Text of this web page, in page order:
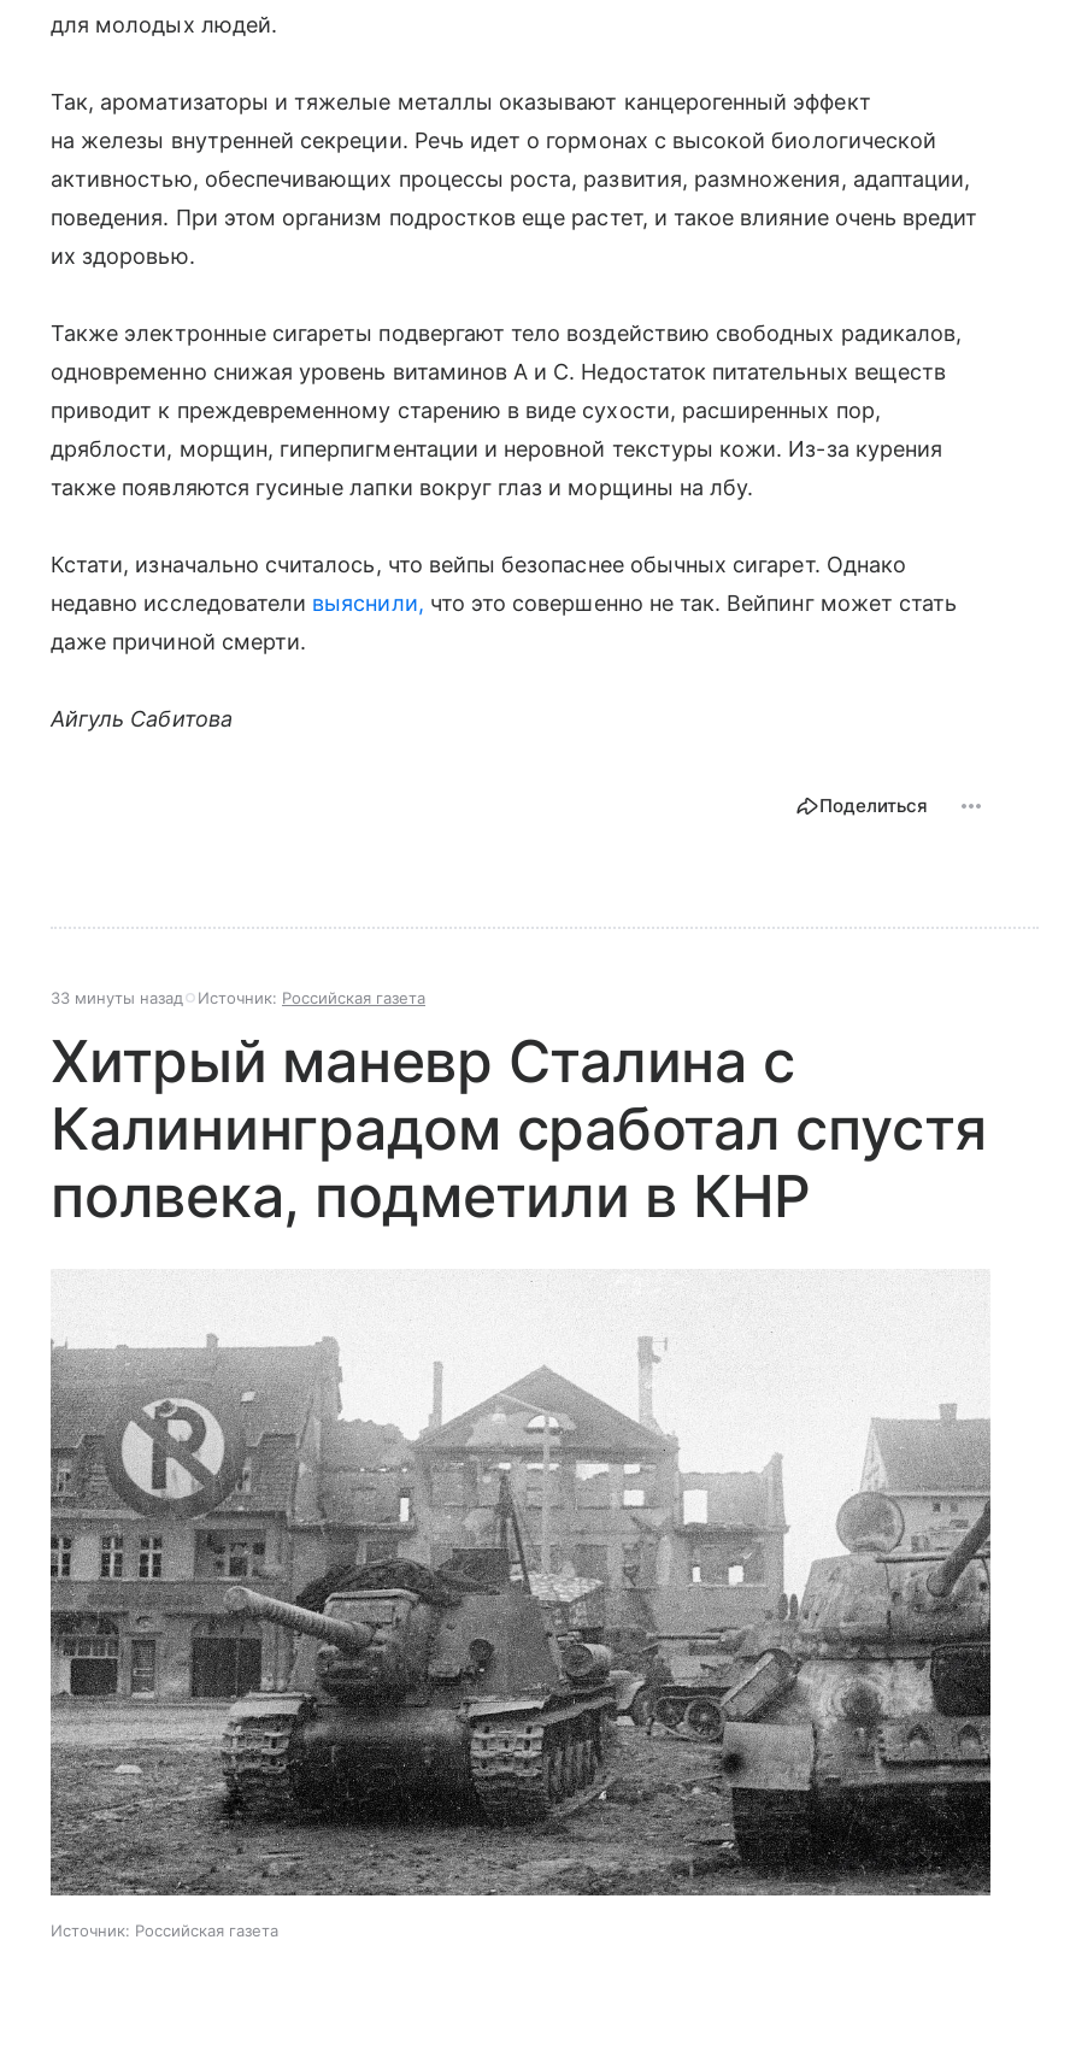
для молодых людей.
Так, ароматизаторы и тяжелые металлы оказывают канцерогенный эффект
на железы внутренней секреции. Речь идет о гормонах с высокой биологической
активностью, обеспечивающих процессы роста, развития, размножения, адаптации,
поведения. При этом организм подростков еще растет, и такое влияние очень вредит
их здоровью.
Также электронные сигареты подвергают тело воздействию свободных радикалов,
одновременно снижая уровень витаминов А и С. Недостаток питательных веществ
приводит к преждевременному старению в виде сухости, расширенных пор,
дряблости, морщин, гиперпигментации и неровной текстуры кожи. Из-за курения
также появляются гусиные лапки вокруг глаз и морщины на лбу.
Кстати, изначально считалось, что вейпы безопаснее обычных сигарет. Однако
недавно исследователи выяснили, что это совершенно не так. Вейпинг может стать
даже причиной смерти.
Айгуль Сабитова
Поделиться
33 минуты назад Источник: Российская газета
Хитрый маневр Сталина с
Калининградом сработал спустя
полвека, подметили в КНР
Источник: Российская газета